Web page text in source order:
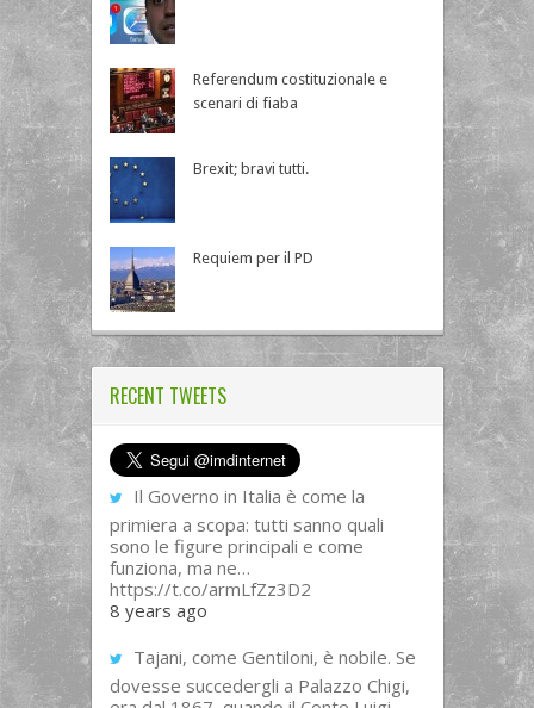
Referendum costituzionale e
scenari di fiaba
Brexit; bravi tutti.
Requiem per il PD
RECENT TWEETS
Il Governo in Italia è come la
primiera a scopa: tutti sanno quali
sono le figure principali e come
funziona, ma ne…
https://t.co/armLfZz3D2
8 years ago
Tajani, come Gentiloni, è nobile. Se
dovesse succedergli a Palazzo Chigi,